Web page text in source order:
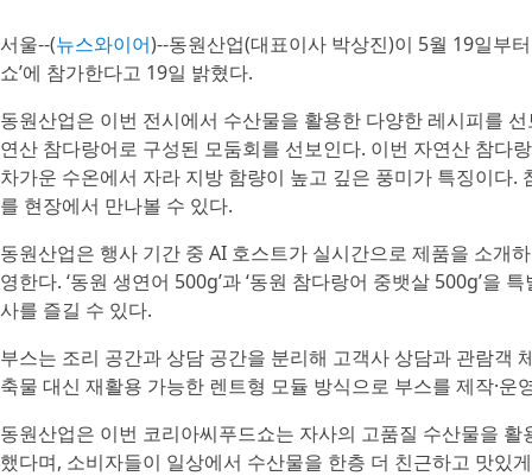
서울--(뉴스와이어)--동원산업(대표이사 박상진)이 5월 19일부
쇼’에 참가한다고 19일 밝혔다.
동원산업은 이번 전시에서 수산물을 활용한 다양한 레시피를
연산 참다랑어로 구성된 모둠회를 선보인다. 이번 자연산 참다
차가운 수온에서 자라 지방 함량이 높고 깊은 풍미가 특징이다
를 현장에서 만나볼 수 있다.
동원산업은 행사 기간 중 AI 호스트가 실시간으로 제품을 소개
영한다. ‘동원 생연어 500g’과 ‘동원 참다랑어 중뱃살 500g’을
사를 즐길 수 있다.
부스는 조리 공간과 상담 공간을 분리해 고객사 상담과 관람객
축물 대신 재활용 가능한 렌트형 모듈 방식으로 부스를 제작·운
동원산업은 이번 코리아씨푸드쇼는 자사의 고품질 수산물을
했다며, 소비자들이 일상에서 수산물을 한층 더 친근하고 맛있